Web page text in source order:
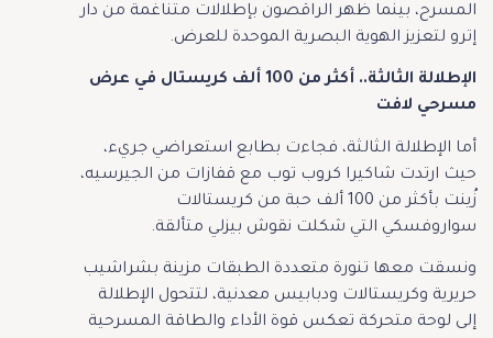
المسرح، بينما ظهر الراقصون بإطلالات متناغمة من دار
إترو لتعزيز الهوية البصرية الموحدة للعرض.
الإطلالة الثالثة.. أكثر من 100 ألف كريستال في عرض
مسرحي لافت
أما الإطلالة الثالثة، فجاءت بطابع استعراضي جريء،
حيث ارتدت شاكيرا كروب توب مع قفازات من الجيرسيه،
زُينت بأكثر من 100 ألف حبة من كريستالات
سواروفسكي التي شكلت نقوش بيزلي متألقة.
ونسقت معها تنورة متعددة الطبقات مزينة بشراشيب
حريرية وكريستالات ودبابيس معدنية، لتتحول الإطلالة
إلى لوحة متحركة تعكس قوة الأداء والطاقة المسرحية